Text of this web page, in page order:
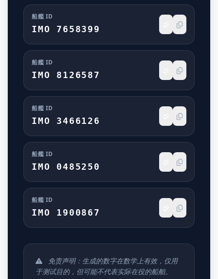
船艦 ID
IMO 7658399
船艦 ID
IMO 8126587
船艦 ID
IMO 3466126
船艦 ID
IMO 0485250
船艦 ID
IMO 1900867
免责声明：生成的数字在数学上有效，仅用
于测试目的，但可能不代表实际在役的船舶。